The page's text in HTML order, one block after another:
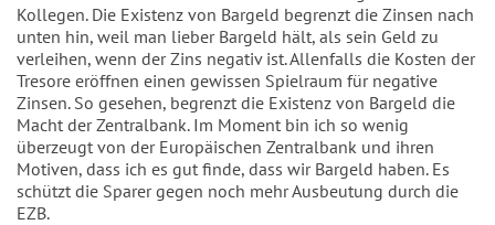
Kollegen. Die Existenz von Bargeld begrenzt die Zinsen nach
unten hin, weil man lieber Bargeld hält, als sein Geld zu
verleihen, wenn der Zins negativ ist. Allenfalls die Kosten der
Tresore eröffnen einen gewissen Spielraum für negative
Zinsen. So gesehen, begrenzt die Existenz von Bargeld die
Macht der Zentralbank. Im Moment bin ich so wenig
überzeugt von der Europäischen Zentralbank und ihren
Motiven, dass ich es gut finde, dass wir Bargeld haben. Es
schützt die Sparer gegen noch mehr Ausbeutung durch die
EZB.